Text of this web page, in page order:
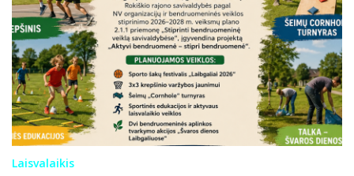
Laisvalaikis